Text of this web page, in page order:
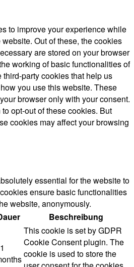
to improve your experience while
Out of these, the cookies
are stored on your browser
working of basic functionalities of
party cookies that help us
you use this website. These
browser only with your consent.
opt-out of these cookies. But
cookies may affect your browsing
essential for the website to
ensure basic functionalities
website, anonymously.
Beschreibung
This cookie is set by GDPR
Cookie Consent plugin. The
cookie is used to store the